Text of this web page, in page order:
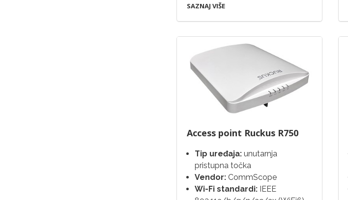
SAZNAJ VIŠE
Access point Ruckus R750
Tip uređaja: unutarnja
pristupna točka
Vendor: CommScope
Wi-Fi standardi: IEEE